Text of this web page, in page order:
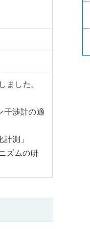
した。
干渉計の適
測」
ズムの研